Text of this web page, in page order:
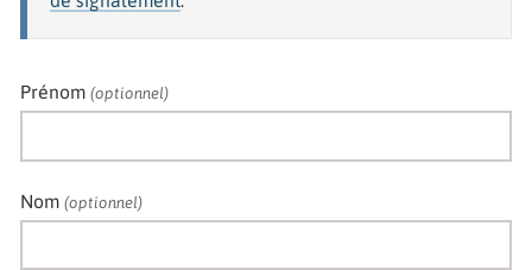
Prénom(optionnel)
Nom(optionnel)